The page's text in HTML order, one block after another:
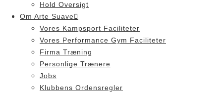
Hold Oversigt
Om Arte Suave
Vores Kampsport Faciliteter
Vores Performance Gym Faciliteter
Firma Træning
Personlige Trænere
Jobs
Klubbens Ordensregler